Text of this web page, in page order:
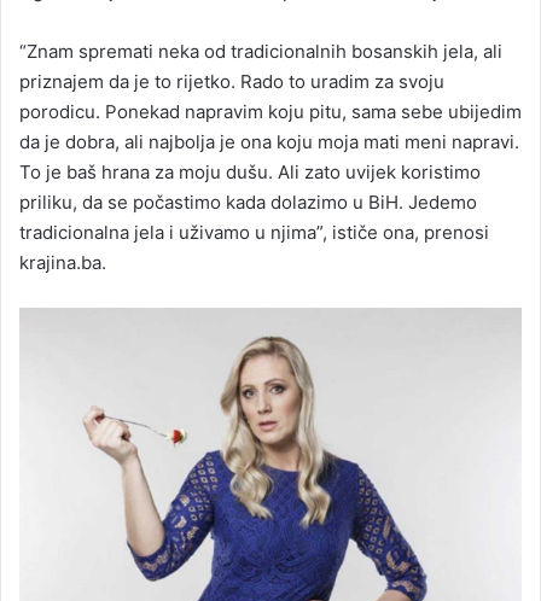
“Znam spremati neka od tradicionalnih bosanskih jela, ali
priznajem da je to rijetko. Rado to uradim za svoju
porodicu. Ponekad napravim koju pitu, sama sebe ubijedim
da je dobra, ali najbolja je ona koju moja mati meni napravi.
To je baš hrana za moju dušu. Ali zato uvijek koristimo
priliku, da se počastimo kada dolazimo u BiH. Jedemo
tradicionalna jela i uživamo u njima”, ističe ona, prenosi
krajina.ba.